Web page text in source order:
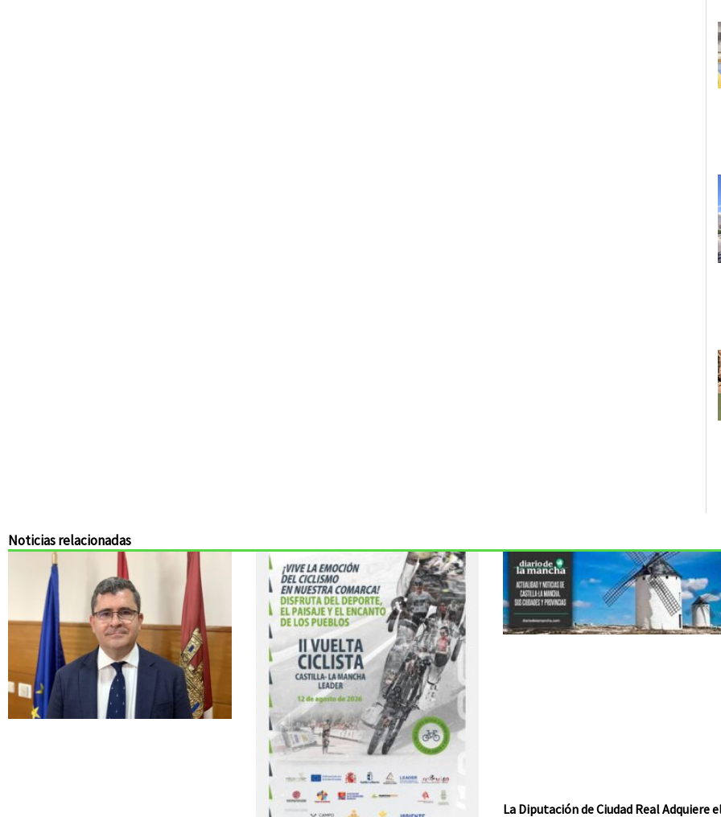
Noticias relacionadas
La Diputación de Ciudad Real Adquiere